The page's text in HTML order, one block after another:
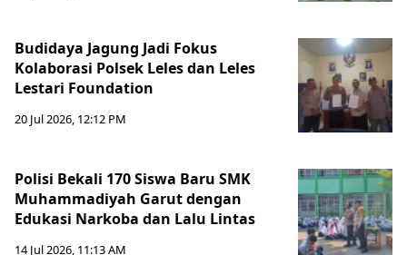
Budidaya Jagung Jadi Fokus
Kolaborasi Polsek Leles dan Leles
Lestari Foundation
20 Jul 2026, 12:12 PM
Polisi Bekali 170 Siswa Baru SMK
Muhammadiyah Garut dengan
Edukasi Narkoba dan Lalu Lintas
14 Jul 2026, 11:13 AM